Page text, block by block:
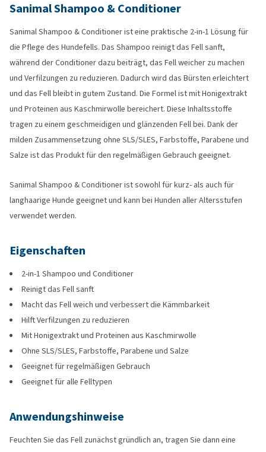
Sanimal Shampoo & Conditioner
Sanimal Shampoo & Conditioner ist eine praktische 2-in-1 Lösung für
die Pflege des Hundefells. Das Shampoo reinigt das Fell sanft,
während der Conditioner dazu beiträgt, das Fell weicher zu machen
und Verfilzungen zu reduzieren. Dadurch wird das Bürsten erleichtert
und das Fell bleibt in gutem Zustand. Die Formel ist mit Honigextrakt
und Proteinen aus Kaschmirwolle bereichert. Diese Inhaltsstoffe
tragen zu einem geschmeidigen und glänzenden Fell bei. Dank der
milden Zusammensetzung ohne SLS/SLES, Farbstoffe, Parabene und
Salze ist das Produkt für den regelmäßigen Gebrauch geeignet.
Sanimal Shampoo & Conditioner ist sowohl für kurz- als auch für
langhaarige Hunde geeignet und kann bei Hunden aller Altersstufen
verwendet werden.
Eigenschaften
2-in-1 Shampoo und Conditioner
Reinigt das Fell sanft
Macht das Fell weich und verbessert die Kämmbarkeit
Hilft Verfilzungen zu reduzieren
Mit Honigextrakt und Proteinen aus Kaschmirwolle
Ohne SLS/SLES, Farbstoffe, Parabene und Salze
Geeignet für regelmäßigen Gebrauch
Geeignet für alle Felltypen
Anwendungshinweise
Feuchten Sie das Fell zunächst gründlich an, tragen Sie dann eine